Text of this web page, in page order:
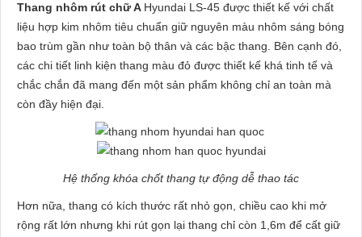
Thang nhôm rút chữ A Hyundai LS-45 được thiết kế với chất
liệu hợp kim nhôm tiêu chuẩn giữ nguyên màu nhôm sáng bóng
bao trùm gần như toàn bộ thân và các bậc thang. Bên cạnh đó,
các chi tiết linh kiện thang màu đỏ được thiết kế khá tinh tế và
chắc chắn đã mang đến một sản phẩm không chỉ an toàn mà
còn đầy hiện đại.
Hệ thống khóa chốt thang tự động dễ thao tác
Hơn nữa, thang có kích thước rất nhỏ gọn, chiều cao khi mở
rộng rất lớn nhưng khi rút gọn lại thang chỉ còn 1,6m để cất giữ